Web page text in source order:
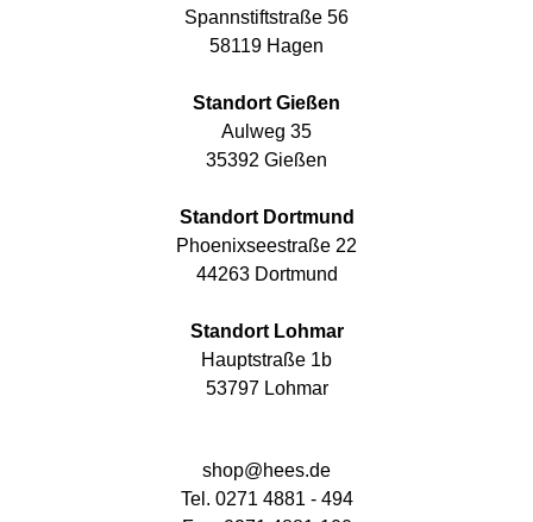
Spannstiftstraße 56
58119 Hagen
Standort Gießen
Aulweg 35
35392 Gießen
Standort Dortmund
Phoenixseestraße 22
44263 Dortmund
Standort Lohmar
Hauptstraße 1b
53797 Lohmar
shop@hees.de
Tel. 0271 4881 - 494